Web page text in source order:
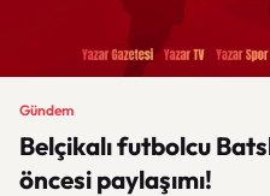
Gündem
Belçikalı futbolcu
öncesi paylaşımı!